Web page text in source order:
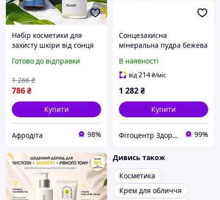
Набір косметики для
захисту шкіри від сонця
шкіри
Готово до відправки
786₴
1 266 ₴
Купити
Афродіта 98%
Сонцезахисна
мінеральна пудра бежева
крем SPF 30 для обличчя
Hillary+ БЕЗКОШТОВНА
В наявності
від214₴/міс
1 282₴
Купити
Фітоцентр Здоров'я & Краса 99%
Дивись також
Косметика
Крем для обличчя